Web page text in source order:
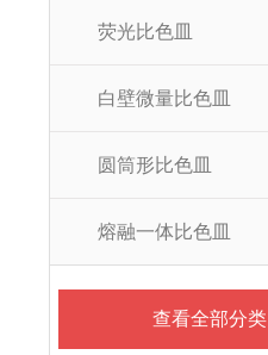
荧光比色皿
白壁微量比色皿
圆筒形比色皿
熔融一体比色皿
查看全部分类